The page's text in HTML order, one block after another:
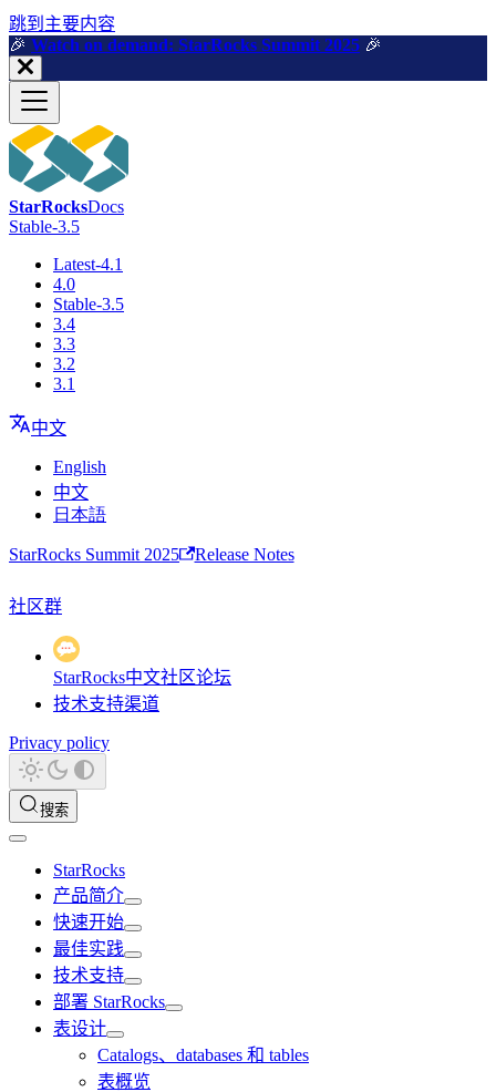
跳到主要内容
🎉️ Watch on demand: StarRocks Summit 2025 🎉️
StarRocksDocs
Stable-3.5
Latest-4.1
4.0
Stable-3.5
3.4
3.3
3.2
3.1
中文
English
中文
日本語
StarRocks Summit 2025 Release Notes
社区群
StarRocks中文社区论坛
技术支持渠道
Privacy policy
搜索
StarRocks
产品简介
快速开始
最佳实践
技术支持
部署 StarRocks
表设计
Catalogs、databases 和 tables
表概览